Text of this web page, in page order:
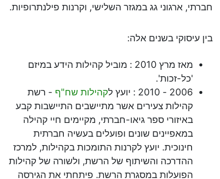
חברתי, ארגוני גג במגזר השלישי, וקרנות פילנתרופיות.
בין עיסוקי בשנים אלה:
מאז מרץ 2010 : מוביל קהילות הידע במיזם
'כל-זכות'.
2006 - 2010 : יועץ ל
קהילות שח"ף - רשת
קהילות צעירים אשר מתיישבים התיישבות קבע
באיזורי ספר גיאו-חברתי, מקיימים חיי קהילה
במאפיינים שונים ופועלים בעשיה חברתית
חינוכית. יועץ לקרנות התומכות בקהילות, למרכז
ההדרכה והשיתוף של הרשת, ולשורה של קהילות
הפועלות במסגרת הרשת. פיתחתי את הגירסה